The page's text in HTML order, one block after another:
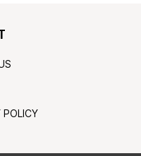
POLICY